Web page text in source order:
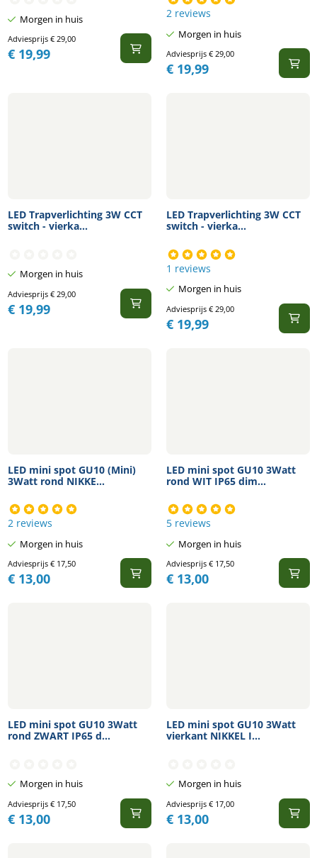
Morgen in huis
Adviesprijs €29,00
€19,99
2 reviews
Morgen in huis
Adviesprijs €29,00
€19,99
LED Trapverlichting 3W CCT
switch - vierka...
Morgen in huis
Adviesprijs €29,00
€19,99
LED Trapverlichting 3W CCT
switch - vierka...
1 reviews
Morgen in huis
Adviesprijs €29,00
€19,99
LED mini spot GU10 (Mini)
3Watt rond NIKKE...
2 reviews
Morgen in huis
Adviesprijs €17,50
€13,00
LED mini spot GU10 3Watt
rond WIT IP65 dim...
5 reviews
Morgen in huis
Adviesprijs €17,50
€13,00
LED mini spot GU10 3Watt
rond ZWART IP65 d...
Morgen in huis
Adviesprijs €17,50
€13,00
LED mini spot GU10 3Watt
vierkant NIKKEL I...
Morgen in huis
Adviesprijs €17,00
€13,00